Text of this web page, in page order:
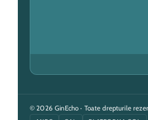
© 2026 GinEcho · Toate drepturile